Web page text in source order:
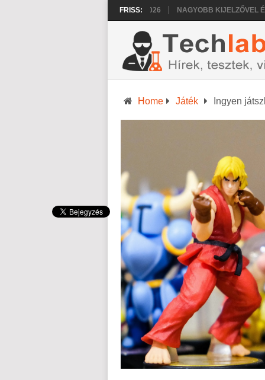
FRISS:
LETT A HUAWEI MATEPAD PRO 2026 NAGYOBB KIJELZŐVEL
Home Játék Ingyen